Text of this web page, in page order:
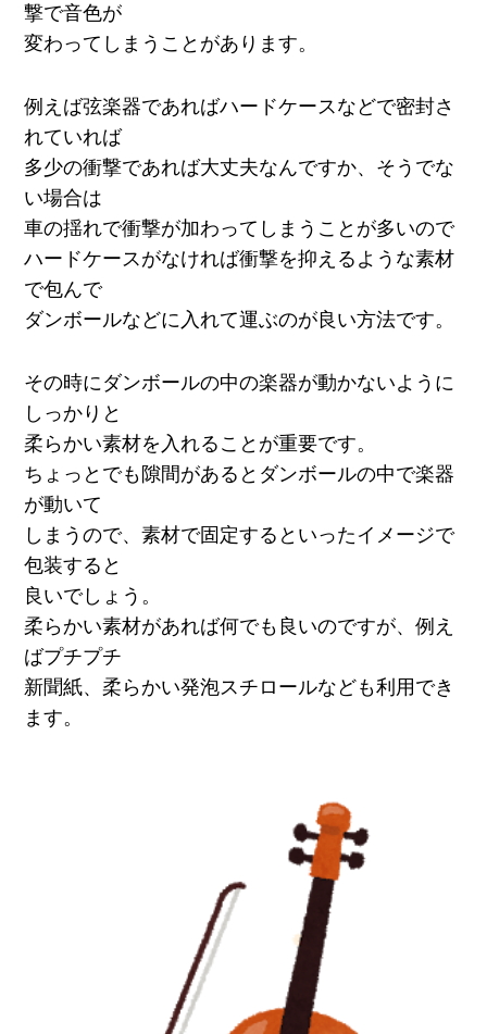
撃で音色が
変わってしまうことがあります。
例えば弦楽器であればハードケースなどで密封さ
れていれば
多少の衝撃であれば大丈夫なんですか、そうでな
い場合は
車の揺れで衝撃が加わってしまうことが多いので
ハードケースがなければ衝撃を抑えるような素材
で包んで
ダンボールなどに入れて運ぶのが良い方法です。
その時にダンボールの中の楽器が動かないように
しっかりと
柔らかい素材を入れることが重要です。
ちょっとでも隙間があるとダンボールの中で楽器
が動いて
しまうので、素材で固定するといったイメージで
包装すると
良いでしょう。
柔らかい素材があれば何でも良いのですが、例え
ばプチプチ
新聞紙、柔らかい発泡スチロールなども利用でき
ます。